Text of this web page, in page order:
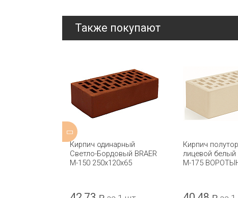
Также покупают
Кирпич одинарный
Светло-Бордовый BRAER
М-150 250x120x65
Кирпич
лицевой белый
М-175